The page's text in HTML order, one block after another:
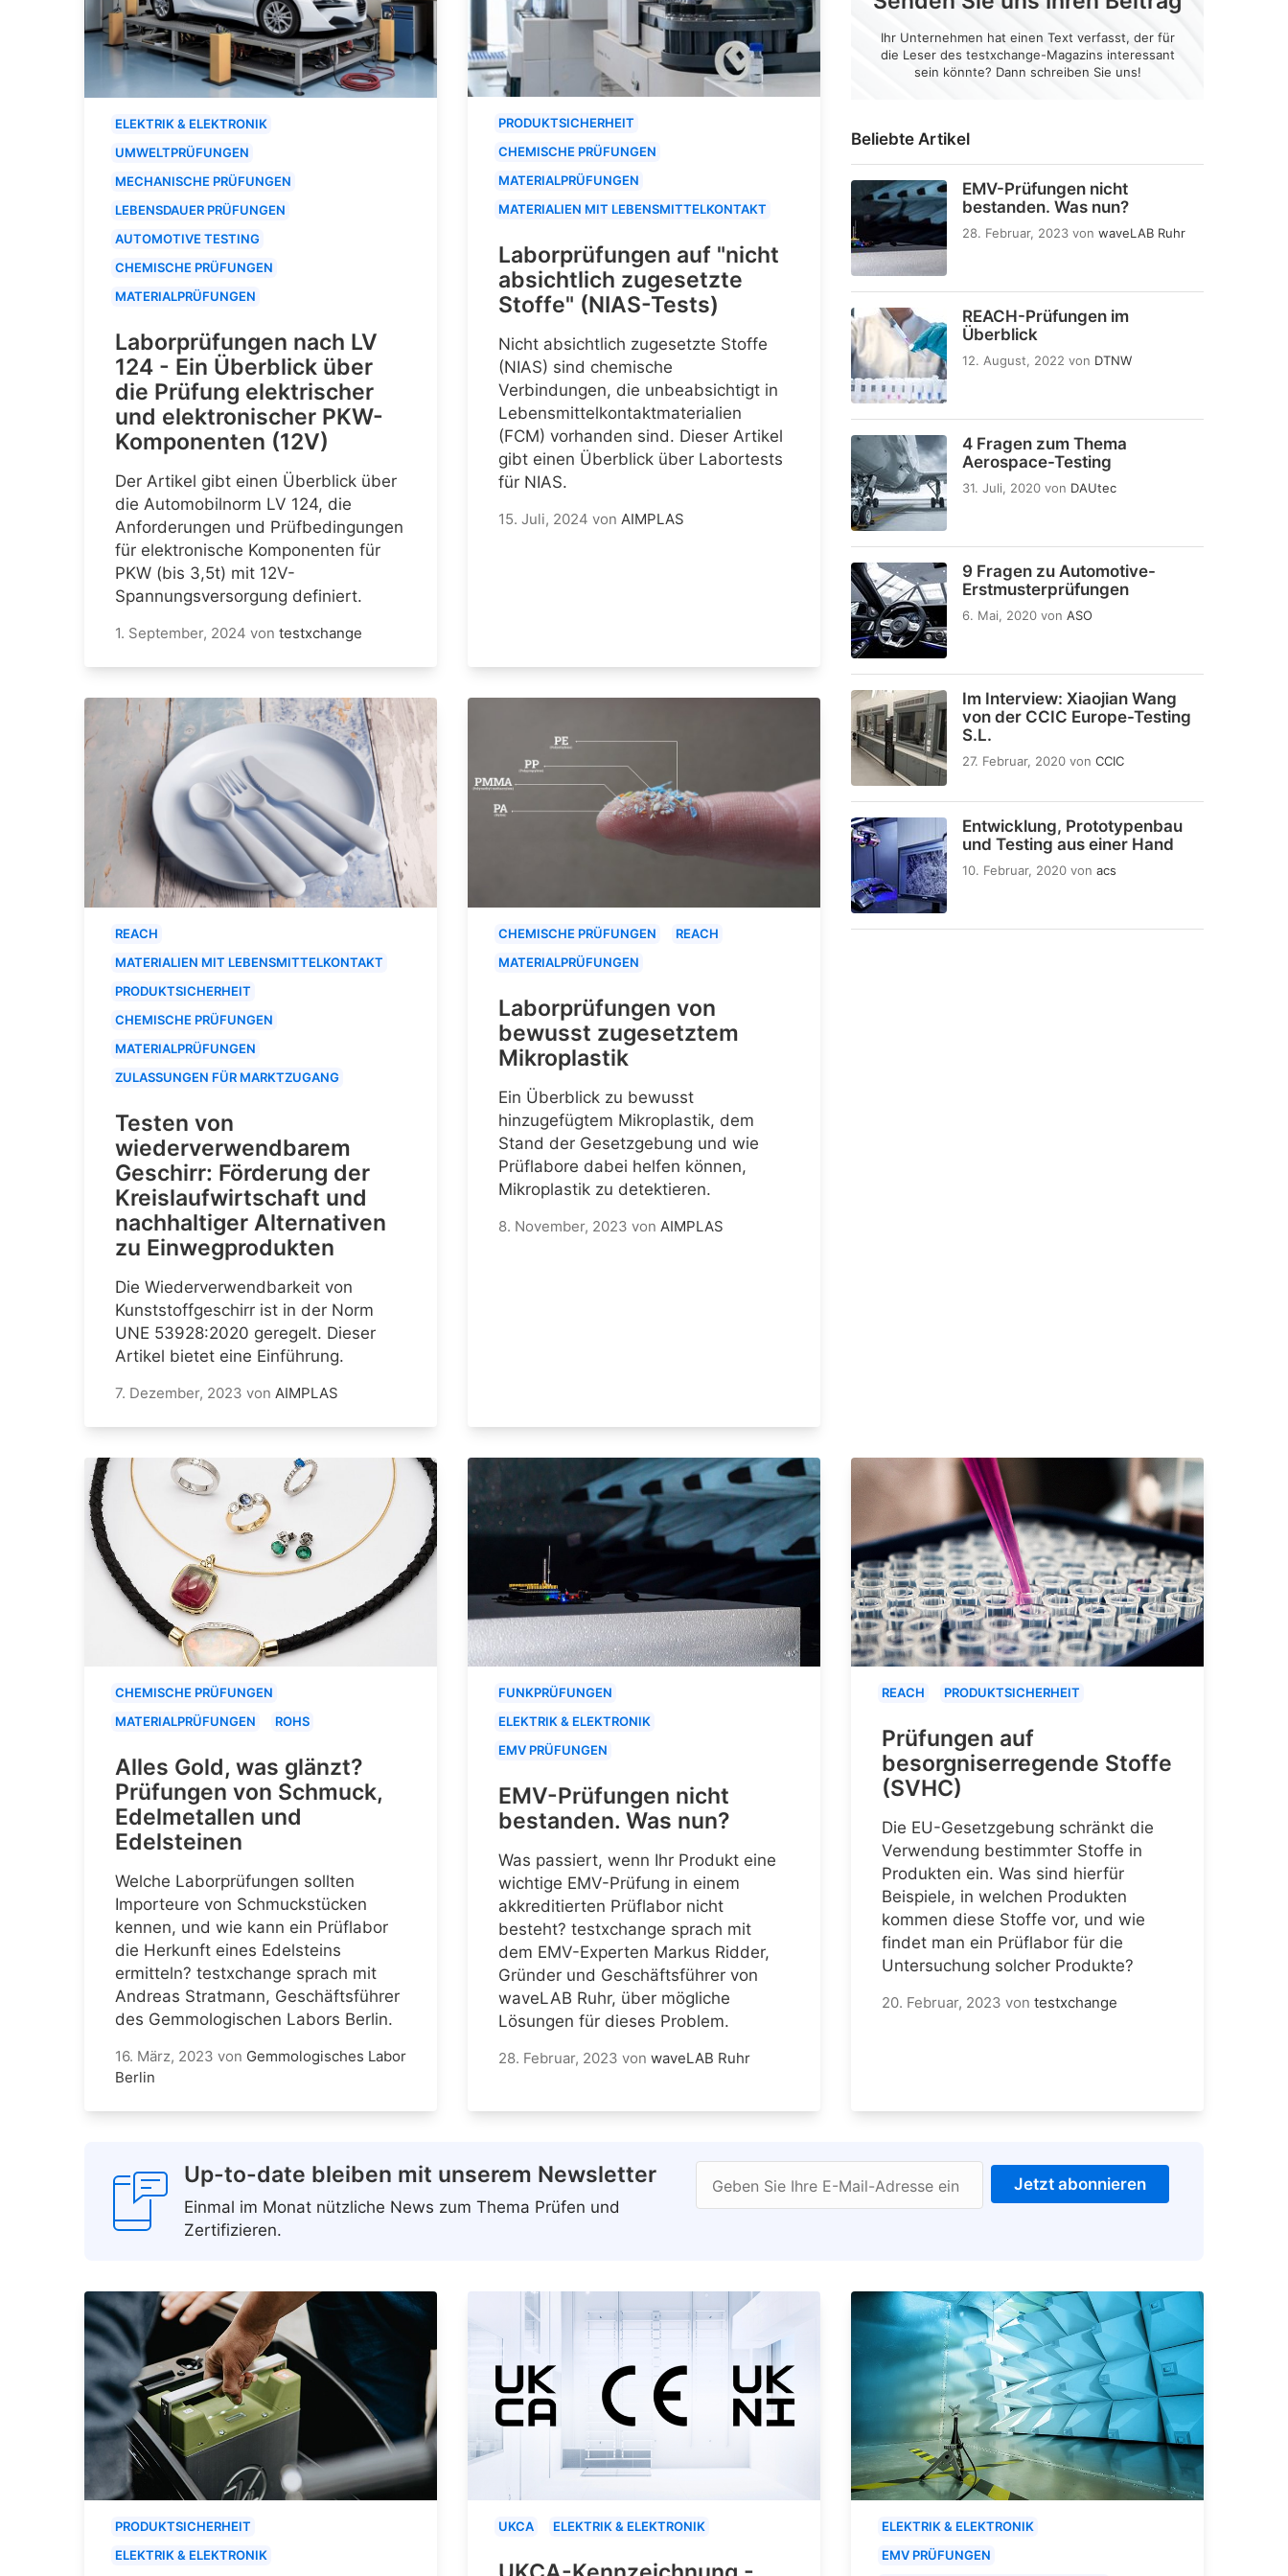
Beliebte Artikel
EMV-Prüfungen nicht
bestanden. Was nun?
28. Februar, 2023 von waveLAB Ruhr
REACH-Prüfungen im
Überblick
12. August, 2022 von DTNW
4 Fragen zum Thema
Aerospace-Testing
31. Juli, 2020 von DAUtec
9 Fragen zu Automotive-
Erstmusterprüfungen
6. Mai, 2020 von ASO
Im Interview: Xiaojian Wang
von der CCIC Europe-Testing
S.L.
27. Februar, 2020 von CCIC
Entwicklung, Prototypenbau
und Testing aus einer Hand
10. Februar, 2020 von acs
Ihr Unternehmen hat einen Text verfasst, der für
die Leser des testxchange-Magazins interessant
sein könnte? Dann schreiben Sie uns!
ELEKTRIK & ELEKTRONIK
UMWELTPRÜFUNGEN
MECHANISCHE PRÜFUNGEN
LEBENSDAUER PRÜFUNGEN
AUTOMOTIVE TESTING
CHEMISCHE PRÜFUNGEN
MATERIALPRÜFUNGEN
Laborprüfungen nach LV
124 - Ein Überblick über
die Prüfung elektrischer
und elektronischer PKW-
Komponenten (12V)
Der Artikel gibt einen Überblick über
die Automobilnorm LV 124, die
Anforderungen und Prüfbedingungen
für elektronische Komponenten für
PKW (bis 3,5t) mit 12V-
Spannungsversorgung definiert.
1. September, 2024 von testxchange
PRODUKTSICHERHEIT
CHEMISCHE PRÜFUNGEN
MATERIALPRÜFUNGEN
MATERIALIEN MIT LEBENSMITTELKONTAKT
Laborprüfungen auf "nicht
absichtlich zugesetzte
Stoffe" (NIAS-Tests)
Nicht absichtlich zugesetzte Stoffe
(NIAS) sind chemische
Verbindungen, die unbeabsichtigt in
Lebensmittelkontaktmaterialien
(FCM) vorhanden sind. Dieser Artikel
gibt einen Überblick über Labortests
für NIAS.
15. Juli, 2024 von AIMPLAS
REACH
MATERIALIEN MIT LEBENSMITTELKONTAKT
PRODUKTSICHERHEIT
CHEMISCHE PRÜFUNGEN
MATERIALPRÜFUNGEN
ZULASSUNGEN FÜR MARKTZUGANG
Testen von
wiederverwendbarem
Geschirr: Förderung der
Kreislaufwirtschaft und
nachhaltiger Alternativen
zu Einwegprodukten
Die Wiederverwendbarkeit von
Kunststoffgeschirr ist in der Norm
UNE 53928:2020 geregelt. Dieser
Artikel bietet eine Einführung.
7. Dezember, 2023 von AIMPLAS
CHEMISCHE PRÜFUNGEN
REACH
MATERIALPRÜFUNGEN
Laborprüfungen von
bewusst zugesetztem
Mikroplastik
Ein Überblick zu bewusst
hinzugefügtem Mikroplastik, dem
Stand der Gesetzgebung und wie
Prüflabore dabei helfen können,
Mikroplastik zu detektieren.
8. November, 2023 von AIMPLAS
CHEMISCHE PRÜFUNGEN
MATERIALPRÜFUNGEN
ROHS
Alles Gold, was glänzt?
Prüfungen von Schmuck,
Edelmetallen und
Edelsteinen
Welche Laborprüfungen sollten
Importeure von Schmuckstücken
kennen, und wie kann ein Prüflabor
die Herkunft eines Edelsteins
ermitteln? testxchange sprach mit
Andreas Stratmann, Geschäftsführer
des Gemmologischen Labors Berlin.
16. März, 2023 von Gemmologisches Labor
Berlin
FUNKPRÜFUNGEN
ELEKTRIK & ELEKTRONIK
EMV PRÜFUNGEN
EMV-Prüfungen nicht
bestanden. Was nun?
Was passiert, wenn Ihr Produkt eine
wichtige EMV-Prüfung in einem
akkreditierten Prüflabor nicht
besteht? testxchange sprach mit
dem EMV-Experten Markus Ridder,
Gründer und Geschäftsführer von
waveLAB Ruhr, über mögliche
Lösungen für dieses Problem.
28. Februar, 2023 von waveLAB Ruhr
REACH PRODUKTSICHERHEIT
Prüfungen auf
besorgniserregende Stoffe
(SVHC)
Die EU-Gesetzgebung schränkt die
Verwendung bestimmter Stoffe in
Produkten ein. Was sind hierfür
Beispiele, in welchen Produkten
kommen diese Stoffe vor, und wie
findet man ein Prüflabor für die
Untersuchung solcher Produkte?
20. Februar, 2023 von testxchange
Up-to-date bleiben mit unserem Newsletter
Einmal im Monat nützliche News zum Thema Prüfen und
Zertifizieren.
Geben Sie Ihre E-Mail-Adresse ein Jetzt abonnieren
PRODUKTSICHERHEIT
ELEKTRIK & ELEKTRONIK
UKCA ELEKTRIK & ELEKTRONIK
ELEKTRIK & ELEKTRONIK
EMV PRÜFUNGEN